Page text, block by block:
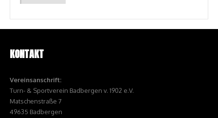
KONTAKT
Vereinsanschrift:
Turn- & Sportverein Badbergen v. 1902 e.V.
Matschenstraße 7
49635 Badbergen